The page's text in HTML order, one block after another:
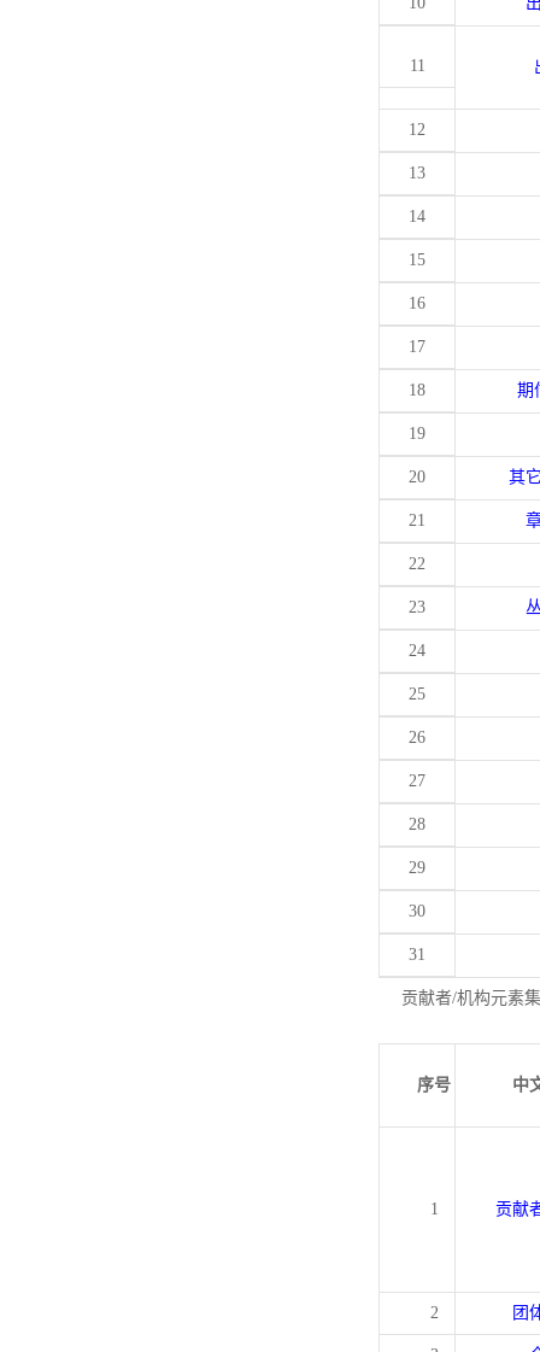
11
12
13
14
15
16
17
18 期
19
20 其
21
22
23
24
25
26
27
28
29
30
31
贡献者/机构元素
序号 中
1 贡献
2 团